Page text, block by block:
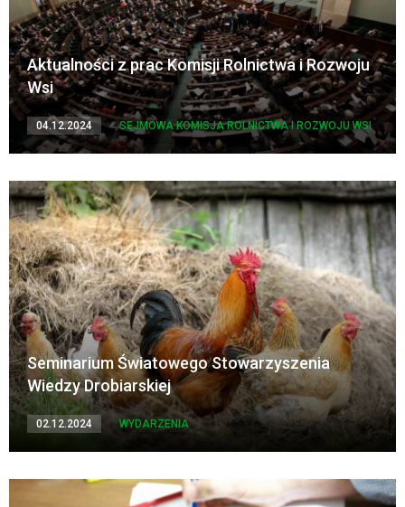
Aktualności z prac Komisji Rolnictwa i Rozwoju
Wsi
04.12.2024 SEJMOWA KOMISJA ROLNICTWA I ROZWOJU WSI
Seminarium Światowego Stowarzyszenia
Wiedzy Drobiarskiej
02.12.2024 WYDARZENIA